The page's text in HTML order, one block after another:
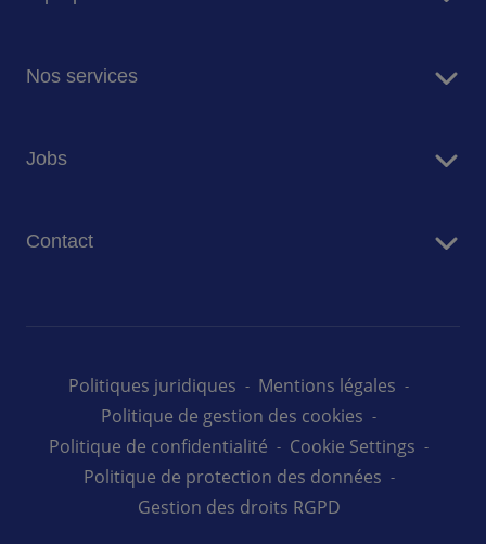
Nos services
Résidences Seniors
Conciergerie
Jobs
Nos offres d'emploi au Luxembourg
Contact
Politiques juridiques
Mentions légales
Politique de gestion des cookies
Politique de confidentialité
Cookie Settings
Politique de protection des données
Gestion des droits RGPD